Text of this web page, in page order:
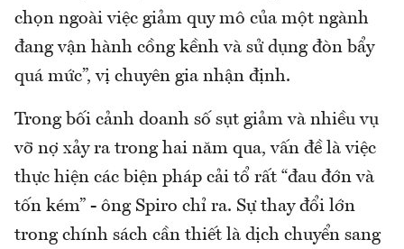
chọn ngoài việc giảm quy mô của một ngành
đang vận hành cồng kềnh và sử dụng đòn bẩy
quá mức”, vị chuyên gia nhận định.
Trong bối cảnh doanh số sụt giảm và nhiều vụ
vỡ nợ xảy ra trong hai năm qua, vấn đề là việc
thực hiện các biện pháp cải tổ rất “đau đớn và
tốn kém” - ông Spiro chỉ ra. Sự thay đổi lớn
trong chính sách cần thiết là dịch chuyển sang